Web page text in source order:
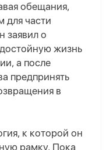
обещания,
для части
заявил о
жизнь
а после
предпринять
в
к которой он
рамку. Пока